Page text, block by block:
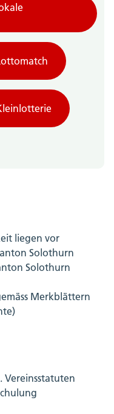
liegen vor
Solothurn
Solothurn
Merkblättern
Vereinsstatuten